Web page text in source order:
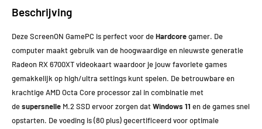
Beschrijving
Deze ScreenON GamePC is perfect voor deHardcoregamer. De
computer maakt gebruik van de hoogwaardige en nieuwste generatie
Radeon RX 6700XT videokaart waardoor je jouw favoriete games
gemakkelijk op high/ultra settings kunt spelen. De betrouwbare en
krachtige AMD Octa Core processor zal in combinatie met
desupersnelle M.2 SSD ervoor zorgen datWindows 11 en de games snel
opstarten. De voeding is (80 plus) gecertificeerd voor optimale